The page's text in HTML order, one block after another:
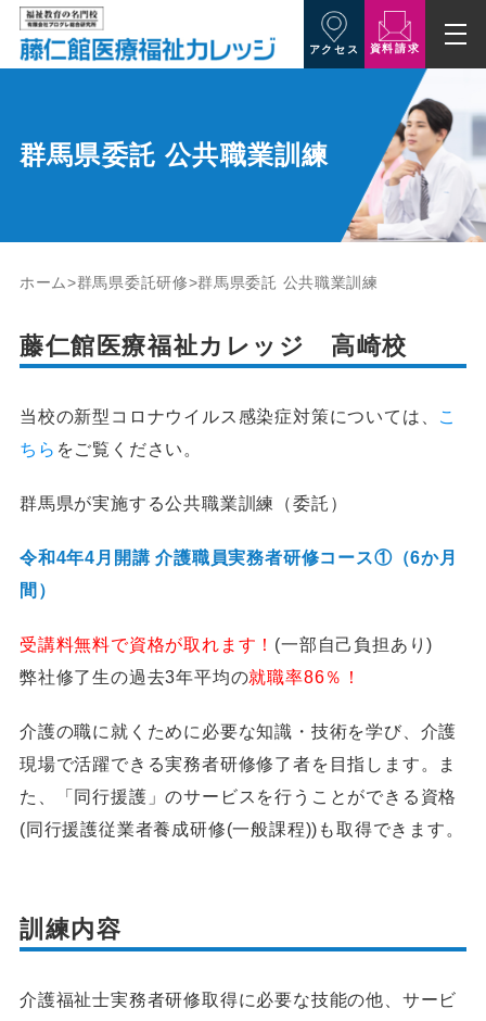
アクセス 資料請求
群馬県委託 公共職業訓練
ホーム 群馬県委託研修 群馬県委託 公共職業訓練
藤仁館医療福祉カレッジ 高崎校
当校の新型コロナウイルス感染症対策については、 こ
ちら をご覧ください。
群馬県が実施する公共職業訓練（委託）
令和4年4月開講 介護職員実務者研修コース①（6か月
間）
受講料無料で資格が取れます！ (一部自己負担あり)
弊社修了生の過去3年平均の就職率86％！
介護の職に就くために必要な知識・技術を学び、介護
現場で活躍できる実務者研修修了者を目指します。ま
た、「同行援護」のサービスを行うことができる資格
(同行援護従業者養成研修(一般課程))も取得できます。
訓練内容
介護福祉士実務者研修取得に必要な技能の他、サービ